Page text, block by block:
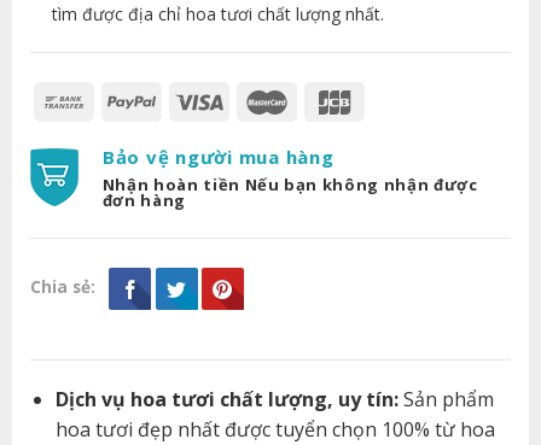
tìm được địa chỉ hoa tươi chất lượng nhất.
Bảo vệ người mua hàng
Nhận hoàn tiền Nếu bạn không nhận được
đơn hàng
Chia sẻ:
Dịch vụ hoa tươi chất lượng, uy tín:Sản phẩm
hoa tươi đẹp nhất được tuyển chọn 100% từ hoa